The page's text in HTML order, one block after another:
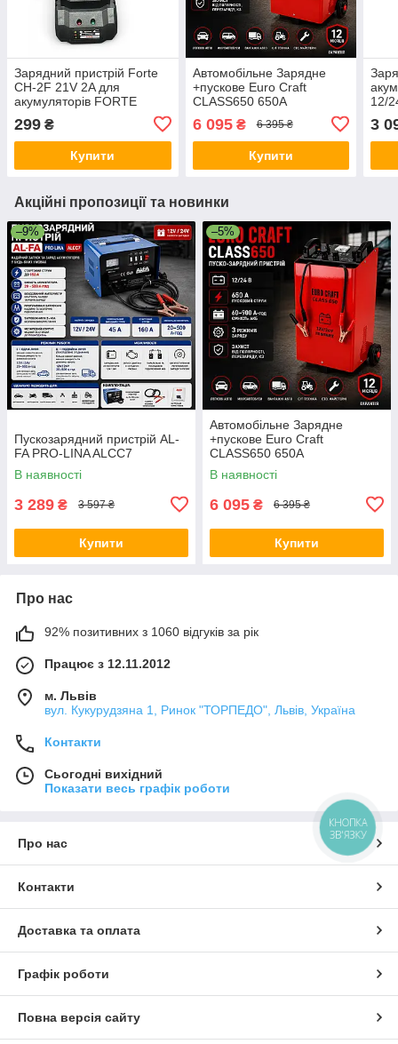
Зарядний пристрій Forte
CH-2F 21V 2A для
акумуляторів FORTE
299 ₴
Купити
Автомобільне Зарядне
+пускове Euro Craft
CLASS650 650A
6 095₴ 6 395 ₴
Купити
12/
3
Акційні пропозиції та новинки
–9%
Пускозарядний пристрій AL-
FA PRO-LINA ALCC7
В наявності
3 289 ₴ 3 597 ₴
Купити
–5%
Автомобільне Зарядне
+пускове Euro Craft
CLASS650 650A
В наявності
6 095 ₴ 6 395 ₴
Купити
Про нас
92% позитивних з 1060 відгуків за рік
Працює з 12.11.2012
м. Львів
вул. Кукурудзяна 1, Ринок "ТОРПЕДО", Львів, Україна
Контакти
Сьогодні вихідний
Показати весь графік роботи
Про нас
Контакти
Доставка та оплата
Графік роботи
Повна версія сайту
КНОПКА
ЗВ'ЯЗКУ